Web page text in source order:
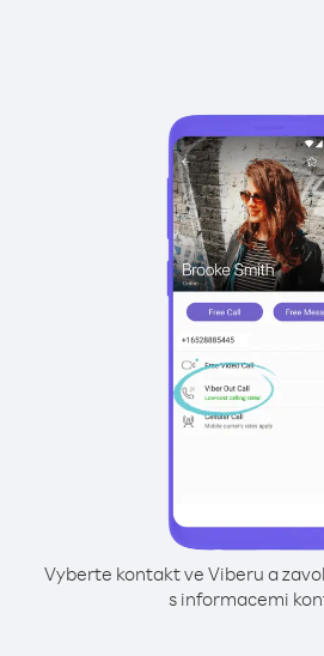
Vyberte kontakt ve Viberu a
s informacemi